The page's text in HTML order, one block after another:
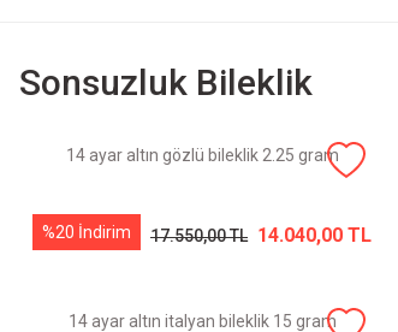
Sonsuzluk Bileklik
14 ayar altın gözlü bileklik 2.25 gram
%20 İndirim 17.550,00 TL 14.040,00 TL
14 ayar altın italyan bileklik 15 gram